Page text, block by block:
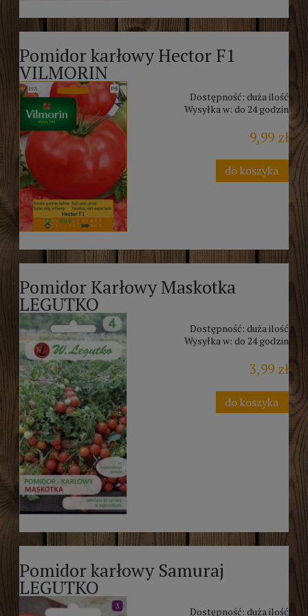
Pomidor karłowy Hector F1
VILMORIN
Dostępność: duża ilość
Wysyłka w: do 24 godzin
9,99 zł
do koszyka
Pomidor Karłowy Maskotka
LEGUTKO
Dostępność: duża ilość
Wysyłka w: do 24 godzin
3,99 zł
do koszyka
Pomidor karłowy Samuraj
LEGUTKO
Dostępność: duża ilość